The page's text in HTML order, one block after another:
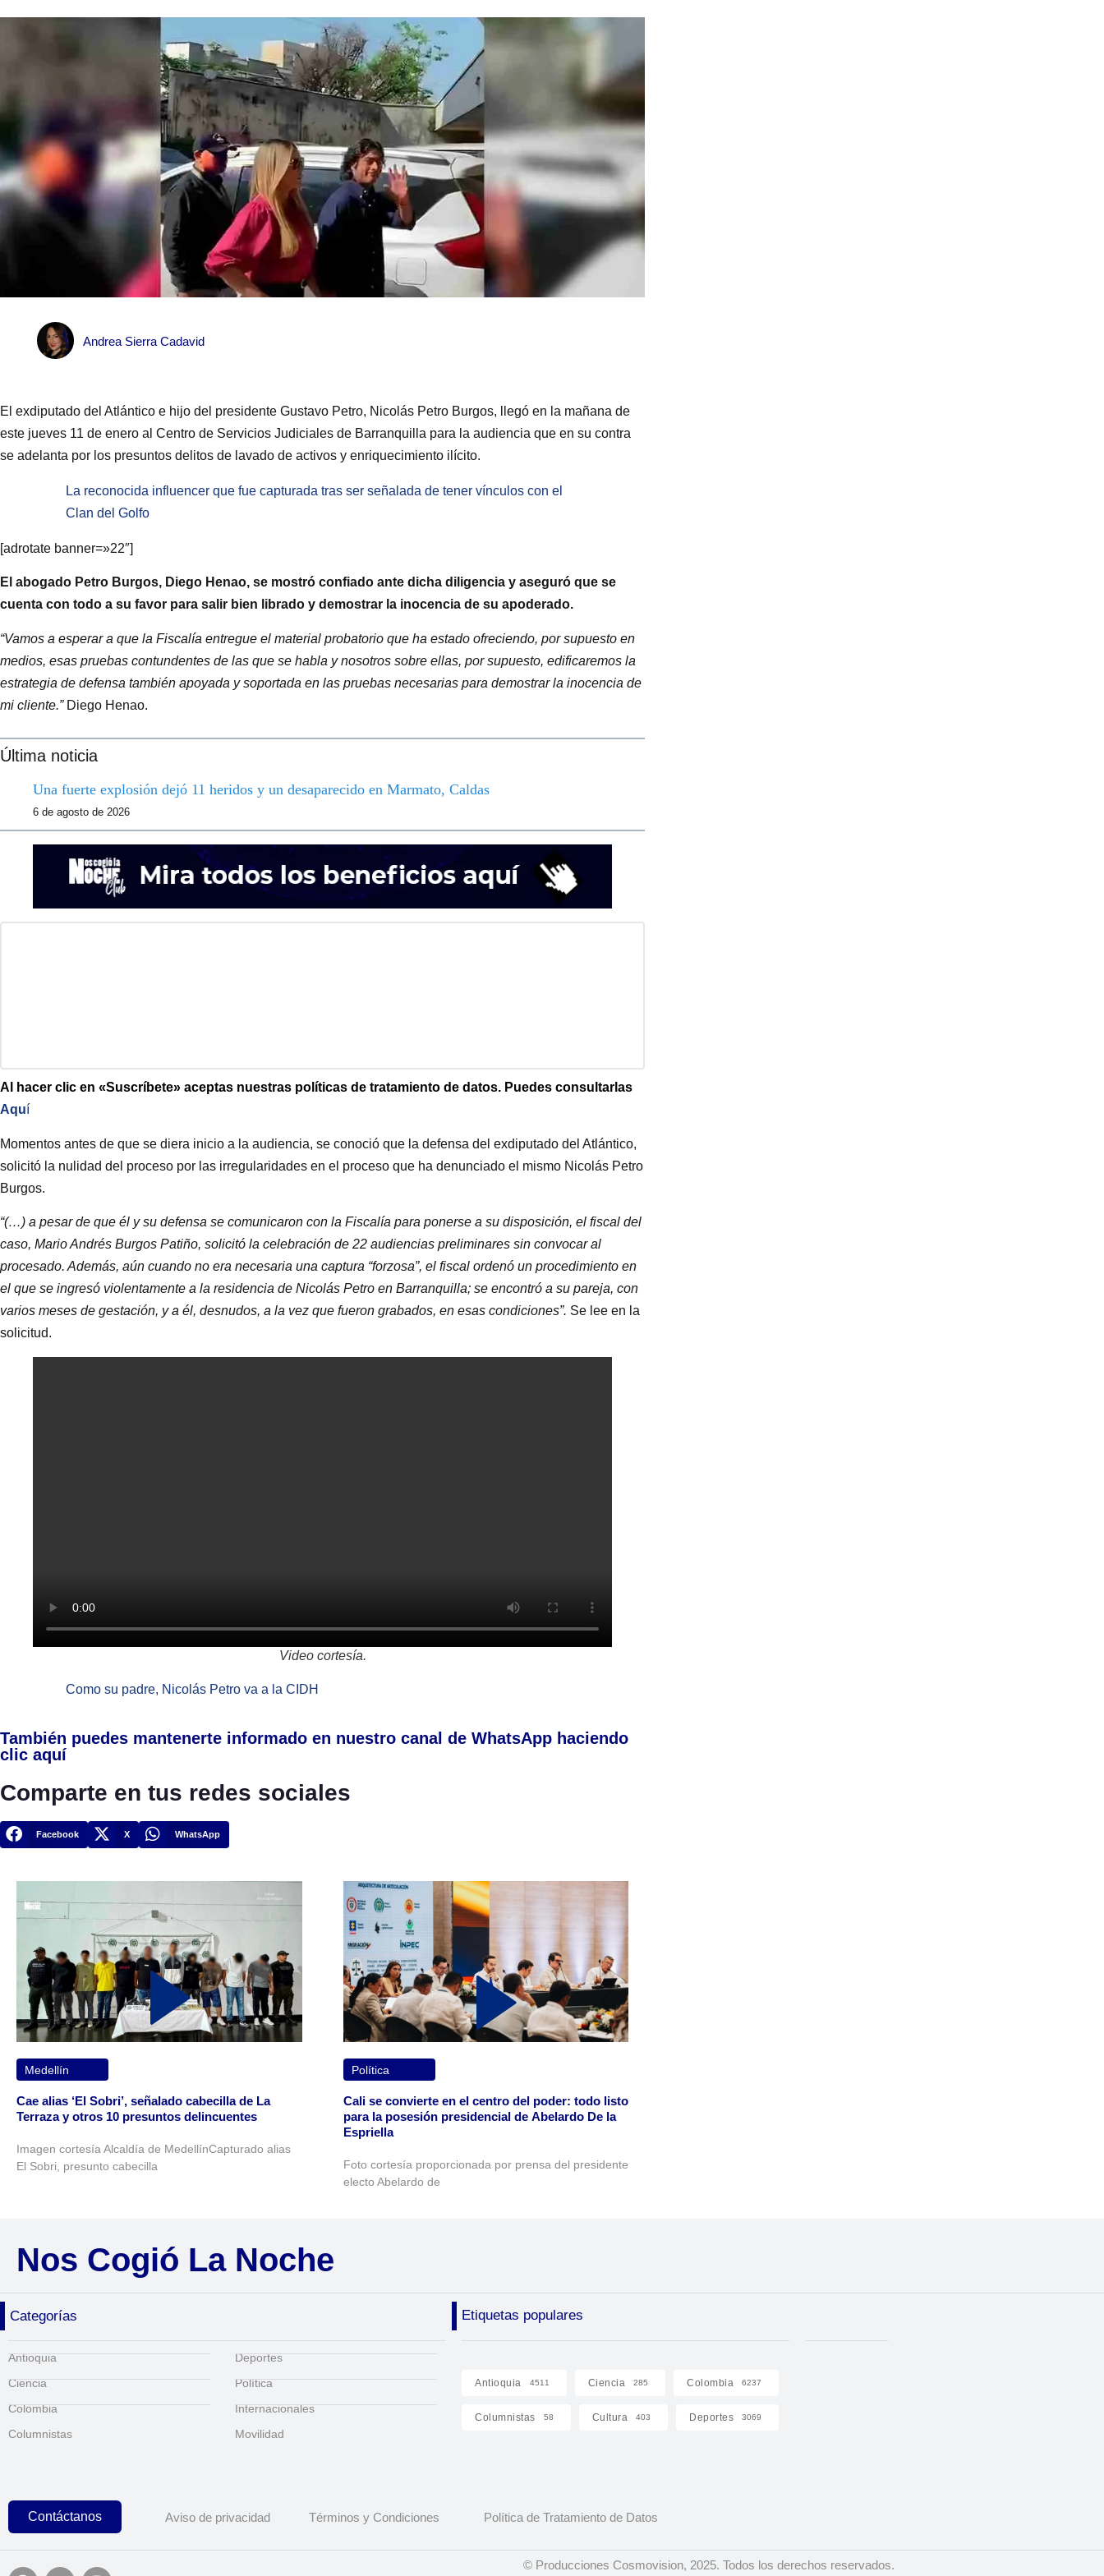
Andrea Sierra Cadavid
El exdiputado del Atlántico e hijo del presidente Gustavo Petro, Nicolás Petro Burgos, llegó en la mañana de
este jueves 11 de enero al Centro de Servicios Judiciales de Barranquilla para la audiencia que en su contra
se adelanta por los presuntos delitos de lavado de activos y enriquecimiento ilícito.
La reconocida influencer que fue capturada tras ser señalada de tener vínculos con el
Clan del Golfo
[adrotate banner=»22″]
El abogado Petro Burgos, Diego Henao, se mostró confiado ante dicha diligencia y aseguró que se
cuenta con todo a su favor para salir bien librado y demostrar la inocencia de su apoderado.
“Vamos a esperar a que la Fiscalía entregue el material probatorio que ha estado ofreciendo, por supuesto en
medios, esas pruebas contundentes de las que se habla y nosotros sobre ellas, por supuesto, edificaremos la
estrategia de defensa también apoyada y soportada en las pruebas necesarias para demostrar la inocencia de
mi cliente.”Diego Henao.
Última noticia
Una fuerte explosión dejó 11 heridos y un desaparecido en Marmato, Caldas
6 de agosto de 2026
Al hacer clic en «Suscríbete» aceptas nuestras políticas de tratamiento de datos. Puedes consultarlas
Aquí
Momentos antes de que se diera inicio a la audiencia, se conoció que la defensa del exdiputado del Atlántico,
solicitó la nulidad del proceso por las irregularidades en el proceso que ha denunciado el mismo Nicolás Petro
Burgos.
“(…) a pesar de que él y su defensa se comunicaron con la Fiscalía para ponerse a su disposición, el fiscal del
caso, Mario Andrés Burgos Patiño, solicitó la celebración de 22 audiencias preliminares sin convocar al
procesado. Además, aún cuando no era necesaria una captura “forzosa”, el fiscal ordenó un procedimiento en
el que se ingresó violentamente a la residencia de Nicolás Petro en Barranquilla; se encontró a su pareja, con
varios meses de gestación, y a él, desnudos, a la vez que fueron grabados, en esas condiciones”. Se lee en la
solicitud.
Video cortesía.
Como su padre, Nicolás Petro va a la CIDH
También puedes mantenerte informado en nuestro canal de WhatsApp haciendo
clic aquí
Comparte en tus redes sociales
Facebook X WhatsApp
Medellín
Cae alias ‘El Sobri’, señalado cabecilla de La
Terraza y otros 10 presuntos delincuentes
Imagen cortesía Alcaldía de MedellínCapturado alias
El Sobri, presunto cabecilla
Política
Cali se convierte en el centro del poder: todo listo
para la posesión presidencial de Abelardo De la
Espriella
Foto cortesía proporcionada por prensa del presidente
electo Abelardo de
Nos Cogió La Noche
Categorías Etiquetas populares
Antioquia
Ciencia
Colombia
Columnistas
Deportes
Política
Internacionales
Movilidad
Antioquia 4511 Ciencia 285 Colombia 6237
Columnistas 58 Cultura 403 Deportes 3069
Contáctanos Aviso de privacidad Términos y Condiciones Política de Tratamiento de Datos
© Producciones Cosmovision, 2025. Todos los derechos reservados.